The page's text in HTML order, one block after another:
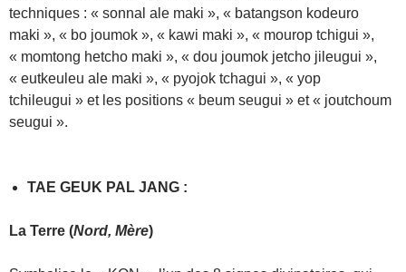
techniques : « sonnal ale maki », « batangson kodeuro
maki », « bo joumok », « kawi maki », « mourop tchigui »,
« momtong hetcho maki », « dou joumok jetcho jileugui »,
« eutkeuleu ale maki », « pyojok tchagui », « yop
tchileugui » et les positions « beum seugui » et « joutchoum
seugui ».
TAE GEUK PAL JANG :
La Terre (Nord, Mère)